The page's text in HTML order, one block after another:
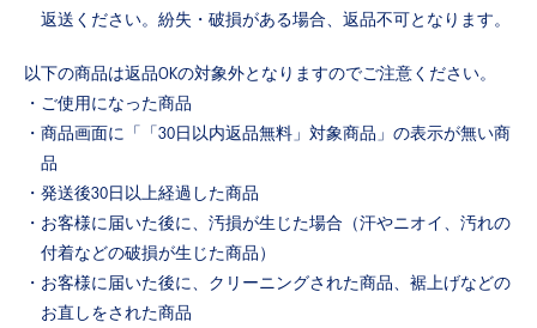
返送ください。紛失・破損がある場合、返品不可となります。
以下の商品は返品OKの対象外となりますのでご注意ください。
・ご使用になった商品
・商品画面に「「30日以内返品無料」対象商品」の表示が無い商
品
・発送後30日以上経過した商品
・お客様に届いた後に、汚損が生じた場合（汗やニオイ、汚れの
付着などの破損が生じた商品）
・お客様に届いた後に、クリーニングされた商品、裾上げなどの
お直しをされた商品